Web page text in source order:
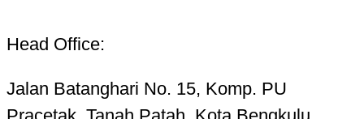
Head Office:
Jalan Batanghari No. 15, Komp. PU